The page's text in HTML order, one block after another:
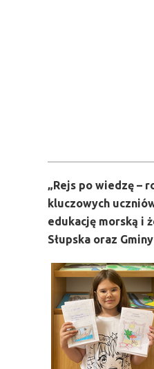
„Rejs po wiedzę –
kluczowych
edukację morską i
Słupska oraz